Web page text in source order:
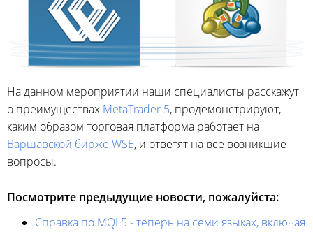
На данном мероприятии наши специалисты расскажут
о преимуществах MetaTrader 5, продемонстрируют,
каким образом торговая платформа работает на
Варшавской бирже WSE, и ответят на все возникшие
вопросы.
Посмотрите предыдущие новости, пожалуйста:
Справка по MQL5 - теперь на семи языках, включая